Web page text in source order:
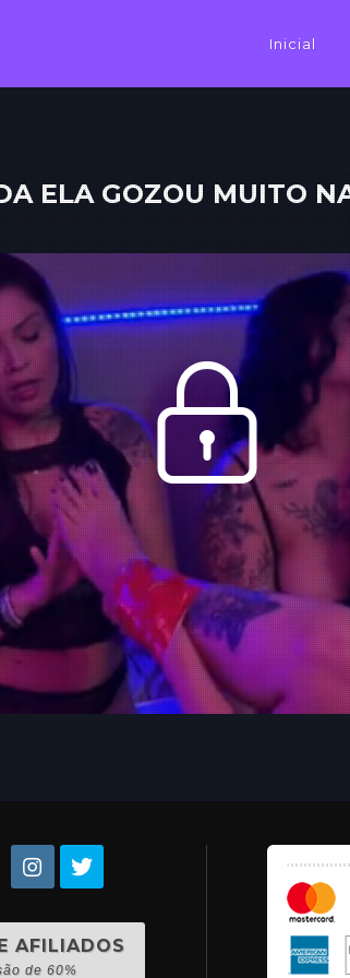
Inicial
ELA GOZOU MUITO
AFILIADOS
de 60%